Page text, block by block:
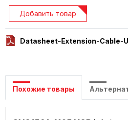
Datasheet-Extension-Cable-
Добавить товар
Похожие товары